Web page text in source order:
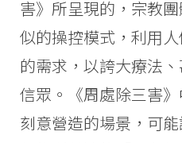
害》所呈現的，宗教
似的操控模式，利用
的需求，以誇大療法、
信眾。《周處除三害
刻意營造的場景，可